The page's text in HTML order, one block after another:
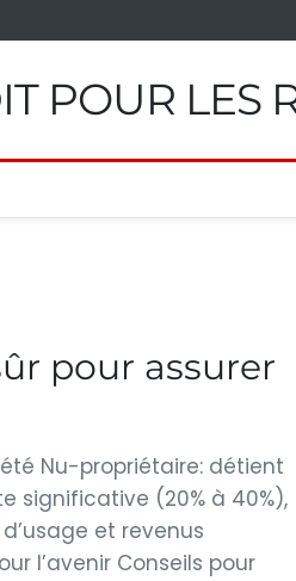
POUR LES
pour assurer
Nu-propriétaire: détient
significative (20% à 40%),
et revenus
l’avenir Conseils pour